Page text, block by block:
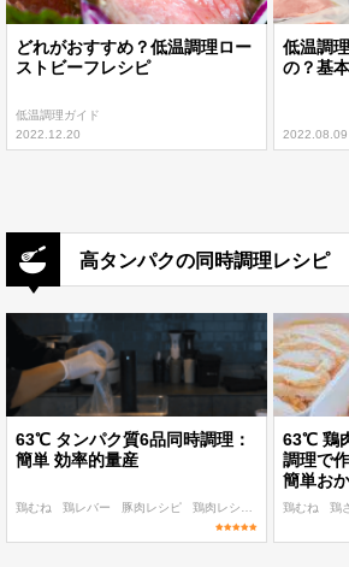
どれがおすすめ？低温調理ロー
ストビーフレシピ
低温調理ガイド
2022.12.20
低温調
の？基
2022.08.09
高タンパクの同時調理レシピ
63℃ タンパク質6品同時調理：
簡単 効率的量産
鶏むね 鶏レバー 豚肉レシピ 鶏肉レシピ 魚介レシピ
63℃ 鶏
調理で
簡単お
鶏むね 鶏